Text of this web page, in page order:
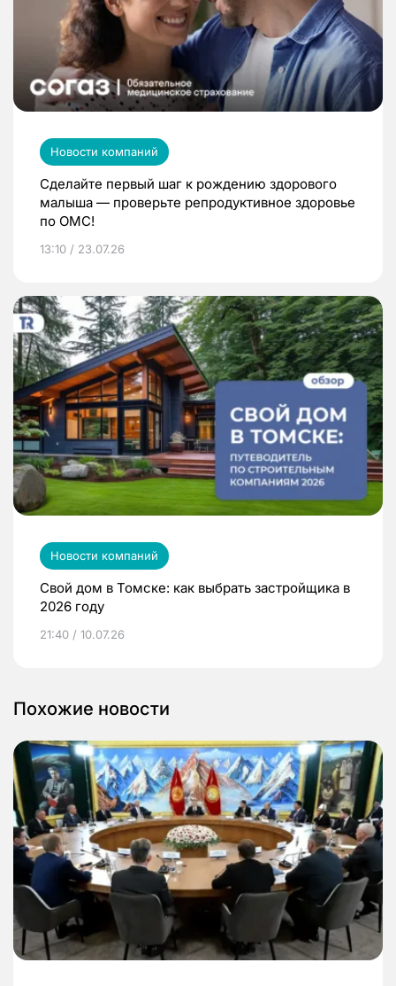
Новости компаний
Сделайте первый шаг к рождению здорового
малыша — проверьте репродуктивное здоровье
по ОМС!
13:10 / 23.07.26
Новости компаний
Свой дом в Томске: как выбрать застройщика в
2026 году
21:40 / 10.07.26
Похожие новости